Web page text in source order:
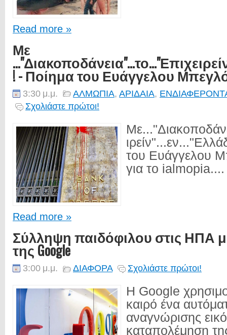
Read more »
Με
! - Ποίημα του Ευάγγελου
3:30 μ.μ. ΑΛΜΩΠΙΑ, ΑΡΙΔΑΙΑ,
Σχολιάστε πρώτοι!
του Ευάγγελου
για το ialmopia....
Read more »
Σύλληψη παιδόφιλου στις ΗΠΑ
της Google
3:00 μ.μ. ΔΙΑΦΟΡΑ Σχολιάστε πρώτοι!
Η Google
καιρό ένα
αναγνώρισης
καταπολέμηση